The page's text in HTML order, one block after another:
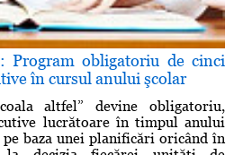
Program obligatoriu de cinci
în cursul anului şcolar
altfel” devine obligatoriu,
lucrătoare în timpul anului
baza unei planificări oricând în